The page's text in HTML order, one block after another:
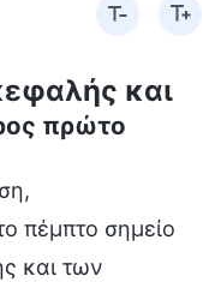
και
πρώτο
πέμπτο σημείο
και των